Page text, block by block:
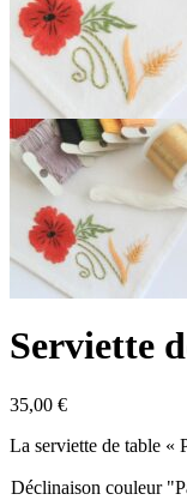
Serviette
35,00 €
La serviette de table «
Déclinaison couleur